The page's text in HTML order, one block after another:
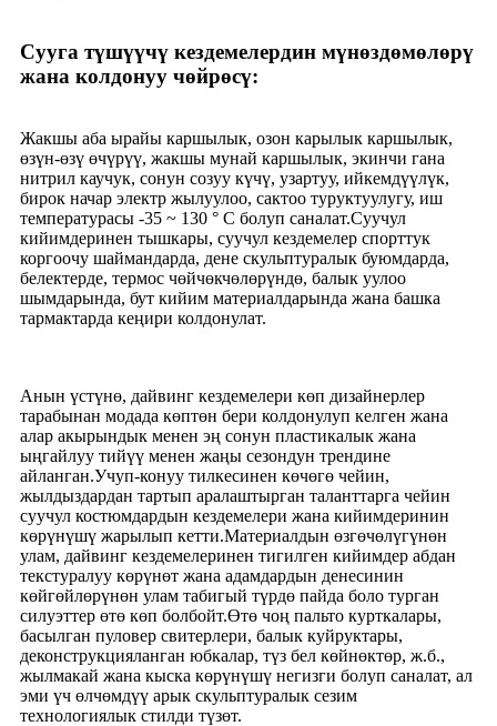
Сууга түшүүчү кездемелердин мүнөздөмөлөрү
жана колдонуу чөйрөсү:
Жакшы аба ырайы каршылык, озон карылык каршылык,
өзүн-өзү өчүрүү, жакшы мунай каршылык, экинчи гана
нитрил каучук, сонун созуу күчү, узартуу, ийкемдүүлүк,
бирок начар электр жылуулоо, сактоо туруктуулугу, иш
температурасы -35 ~ 130 ° C болуп саналат.Суучул
кийимдеринен тышкары, суучул кездемелер спорттук
коргоочу шаймандарда, дене скульптуралык буюмдарда,
белектерде, термос чөйчөкчөлөрүндө, балык уулоо
шымдарында, бут кийим материалдарында жана башка
тармактарда кеңири колдонулат.
Анын үстүнө, дайвинг кездемелери көп дизайнерлер
тарабынан модада көптөн бери колдонулуп келген жана
алар акырындык менен эң сонун пластикалык жана
ыңгайлуу тийүү менен жаңы сезондун трендине
айланган.Учуп-конуу тилкесинен көчөгө чейин,
жылдыздардан тартып аралаштырган таланттарга чейин
суучул костюмдардын кездемелери жана кийимдеринин
көрүнүшү жарылып кетти.Материалдын өзгөчөлүгүнөн
улам, дайвинг кездемелеринен тигилген кийимдер абдан
текстуралуу көрүнөт жана адамдардын денесинин
көйгөйлөрүнөн улам табигый түрдө пайда боло турган
силуэттер өтө көп болбойт.Өтө чоң пальто курткалары,
басылган пуловер свитерлери, балык куйруктары,
деконструкцияланган юбкалар, түз бел көйнөктөр, ж.б.,
жылмакай жана кыска көрүнүшү негизги болуп саналат, ал
эми үч өлчөмдүү арык скульптуралык сезим
технологиялык стилди түзөт.